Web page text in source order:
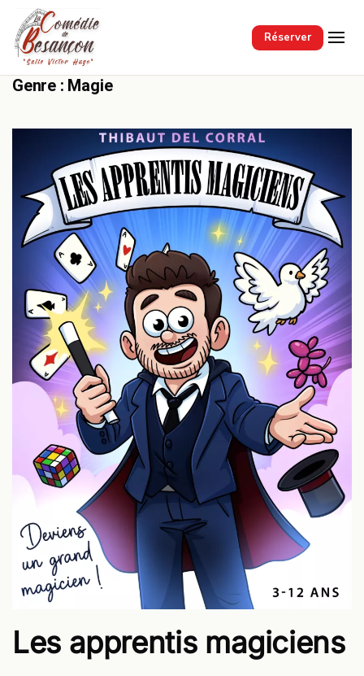
Réserver
Passer au contenu principal
Genre : Magie
Les apprentis magiciens